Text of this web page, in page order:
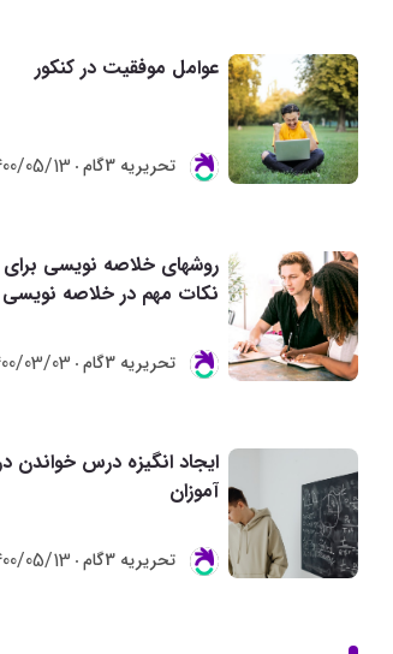
عوامل موفقیت در کنکور
تحريريه 3گام 05/13
روشهای خلاصه نویسی برای
نکات مهم در خلاصه نویسی
تحريريه 3گام 03/03
ایجاد انگیزه درس خواندن
آموزان
تحريريه 3گام 05/13